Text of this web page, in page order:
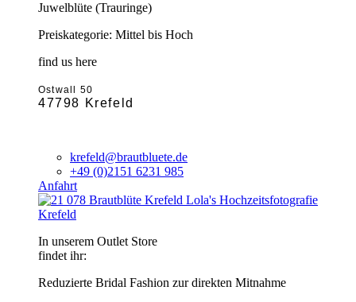
Juwelblüte (Trauringe)
Preiskategorie: Mittel bis Hoch
find us here
Ostwall 50
47798 Krefeld
krefeld@brautbluete.de
+49 (0)2151 6231 985
Anfahrt
Krefeld
In unserem Outlet Store
findet ihr:
Reduzierte Bridal Fashion zur direkten Mitnahme